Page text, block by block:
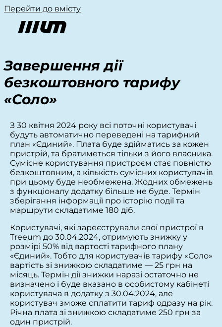
Перейти до вмісту
Завершення дії
безкоштовного тарифу
«Соло»
З 30 квітня 2024 року всі поточні користувачі
будуть автоматично переведені на тарифний
план «Єдиний». Плата буде здійматись за кожен
пристрій, та братиметься тільки з його власника.
Сумісне користування пристроєм стає повністю
безкоштовним, а кількість сумісних користувачів
при цьому буде необмежена. Жодних обмежень
з функціоналу додатку більше не буде. Термін
зберігання інформації про історію події та
маршрути складатиме 180 діб.
Користувачі, які зареєстрували свої пристрої в
Treeum до 30.04.2024, отримують знижку у
розмірі 50% від вартості тарифного плану
«Єдиний». Тобто для користувачів тарифу «Соло»
вартість зі знижкою складатиме — 25 грн на
місяць. Термін дії знижки наразі остаточно не
визначено і буде вказано в особистому кабінеті
користувача в додатку з 30.04.2024, але
користувач зможе сплатити тариф одразу на рік.
Річна плата зі знижкою складатиме 250 грн за
один пристрій.